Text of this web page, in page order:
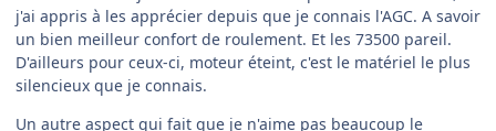
j'ai appris à les apprécier depuis que je connais l'AGC. A savoir
un bien meilleur confort de roulement. Et les 73500 pareil.
D'ailleurs pour ceux-ci, moteur éteint, c'est le matériel le plus
silencieux que je connais.
Un autre aspect qui fait que je n'aime pas beaucoup le